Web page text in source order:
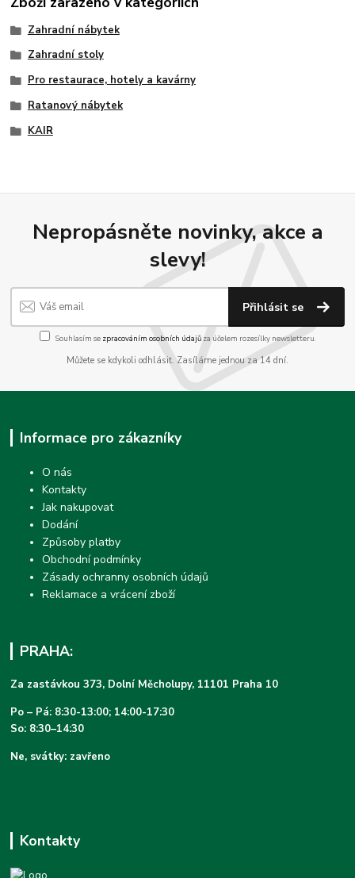
Zahradní nábytek
Zahradní stoly
Pro restaurace, hotely a kavárny
Ratanový nábytek
KAIR
Nepropásněte novinky, akce a
slevy!
Přihlásit se
Souhlasím se zpracováním osobních údajůza účelem rozesílky newsletteru.
Můžete se kdykoli odhlásit. Zasíláme jednou za 14 dní.
Informace pro zákazníky
O nás
Kontakty
Jak nakupovat
Dodání
Způsoby platby
Obchodní podmínky
Zásady ochranny osobních údajů
Reklamace a vrácení zboží
PRAHA:
Za zastávkou 373, Dolní Měcholupy, 11101 Praha 10
Po – Pá: 8:30-13:00; 14:00-17:30
So: 8:30–14:30
Ne, svátky: zavřeno
Kontakty